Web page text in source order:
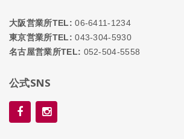
大阪営業所TEL: 06-6411-1234
東京営業所TEL: 043-304-5930
名古屋営業所TEL: 052-504-5558
公式SNS